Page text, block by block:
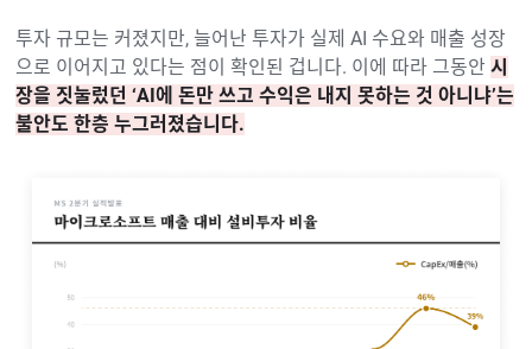
투자 규모는 커졌지만, 늘어난 투자가 실제 AI 수요와 매출 성장
으로 이어지고 있다는 점이 확인된 겁니다. 이에 따라 그동안 시
장을 짓눌렀던 ‘AI에 돈만 쓰고 수익은 내지 못하는 것 아니냐’는
불안도 한층 누그러졌습니다.